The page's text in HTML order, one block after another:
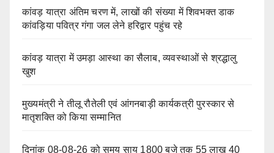
कांवड़ यात्रा अंतिम चरण में, लाखों की संख्या में शिवभक्त डाक
कांवड़िया पवित्र गंगा जल लेने हरिद्वार पहुंच रहे
कांवड़ यात्रा में उमड़ा आस्था का सैलाब, व्यवस्थाओं से श्रद्धालु
खुश
मुख्यमंत्री ने तीलू रौतेली एवं आंगनबाड़ी कार्यकत्री पुरस्कार से
मातृशक्ति को किया सम्मानित
दिनांक 08-08-26 को समय साय 1800 बजे तक 55 लाख 40